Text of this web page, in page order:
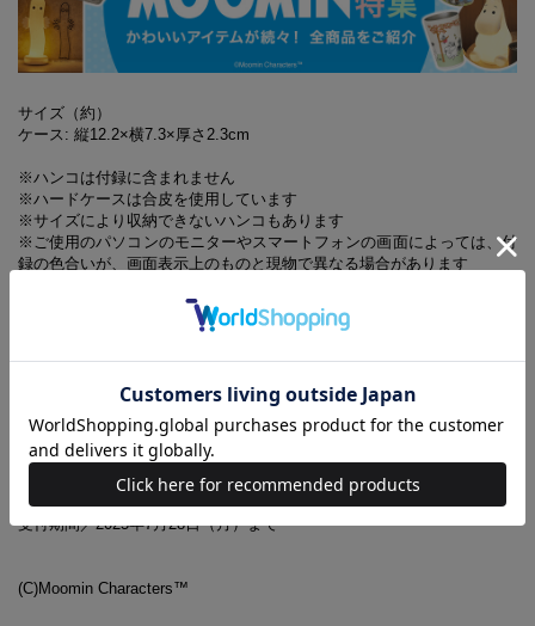
サイズ（約）
ケース: 縦12.2×横7.3×厚さ2.3cm
※ハンコは付録に含まれません
※ハードケースは合皮を使用しています
※サイズにより収納できないハンコもあります
※ご使用のパソコンのモニターやスマートフォンの画面によっては、付
録の色合いが、画面表示上のものと現物で異なる場合があります
※誌面内容は『リンネル』7月号に対し、一部掲載していない記事
7月号増刊の付録に関するお問い合わせ先
【リンネル7月号増刊 付録対応事務局】
0120-053-050
受付時間／10:00～17:00
（土・日・祝日を除く)
受付期間／2025年7月28日（月）まで
(C)Moomin Characters™